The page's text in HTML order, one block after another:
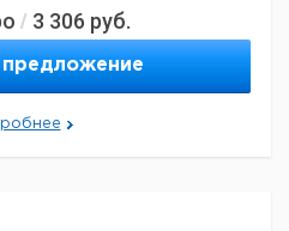
/ 3 306 руб.
предложение